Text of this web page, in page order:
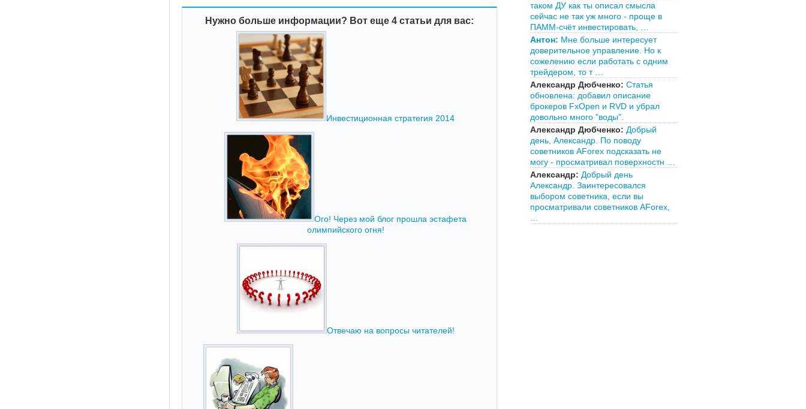
Нужно больше информации? Вот еще 4 статьи для вас:
Инвестиционная стратегия 2014
Ого! Через мой блог прошла эстафета
олимпийского огня!
Отвечаю на вопросы читателей!
таком ДУ как ты описал смысла
сейчас не так уж много - проще в
ПАММ-счёт инвестировать, …
Антон: Мне больше интересует
доверительное управление. Но к
сожелению если работать с одним
трейдером, то т …
Александр Дюбченко: Статья
обновлена: добавил описание
брокеров FxOpen и RVD и убрал
довольно много "воды".
Александр Дюбченко: Добрый
день, Александр. По поводу
советников AForex подсказать не
могу - просматривал поверхностн …
Александр: Добрый день
Александр. Заинтересовался
выбором советника, если вы
просматривали советников AForex,